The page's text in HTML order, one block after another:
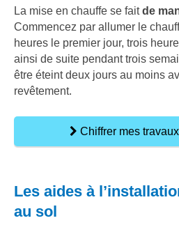
La mise en chauffe se faitde
Commencez par allumer le
heures le premier jour, trois
ainsi de suite pendant trois
être éteint deux jours au moins
revêtement.
Chiffrer mes
Les aides à
au sol